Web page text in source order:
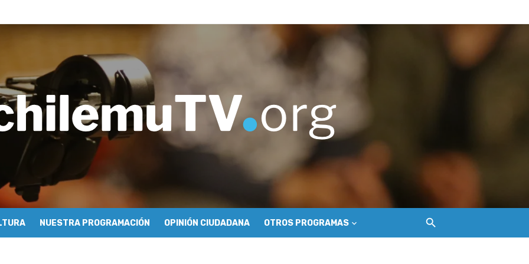
y floricultura con María Lina Fermandois y Luis Polanco
inician la construcción participativa del Plan Local de Restauración del Secano Costero Nilahue
a sus finalistas en su segunda clasificatoria
03: lessons on flight – Cecilia Araneda
celebra 50 años de carrera en Pichilemu
frontal en Pichilemu junto al alcalde Roberto Córdova
suscriben convenio para esterilización de mascotas
Primaria fortalecen alianza para mejorar el acceso a la atención gastroenterológica
se refieren a cuestionamientos al CFT O’Higgins
como la ciudad con la conexión a internet más rápida del mundo
NUESTRA PROGRAMACIÓN OPINIÓN CIUDADANA OTROS PROGRAMAS